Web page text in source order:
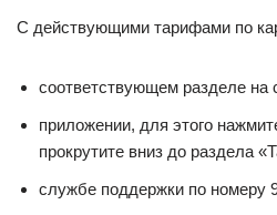
С действующими тарифами по
соответствующем разделе на
приложении, для этого
прокрутите вниз до раздела
службе поддержки по номеру